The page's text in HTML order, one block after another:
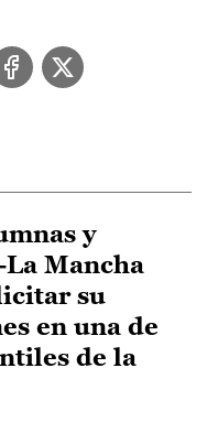
y
Mancha
su
en una de
de la